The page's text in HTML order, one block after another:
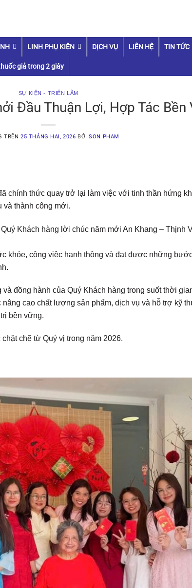
LINH PHỤ KIỆN DỊCH VỤ LIÊN HỆ TIN TỨC
giả trong 2 giây
SỰ KIỆN - TRIỂN LÃM
Đầu Thuận Lợi, Hợp Tác Bền
TRÊN25 THÁNG HAI, 2026 BỞISON PHAM
chính thức quay trở lại làm việc với tinh thần hứng
và thành công mới.
Khách hàng lời chúc năm mới An Khang – Thịnh
khỏe, công việc hanh thông và đạt được những
đồng hành của Quý Khách hàng trong suốt thời
cao chất lượng sản phẩm, dịch vụ và hỗ trợ kỹ
bền vững.
chẽ từ Quý vị trong năm 2026.